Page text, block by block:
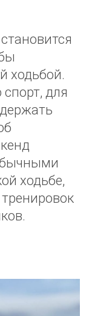
ходьбой.
для
ходьбе,